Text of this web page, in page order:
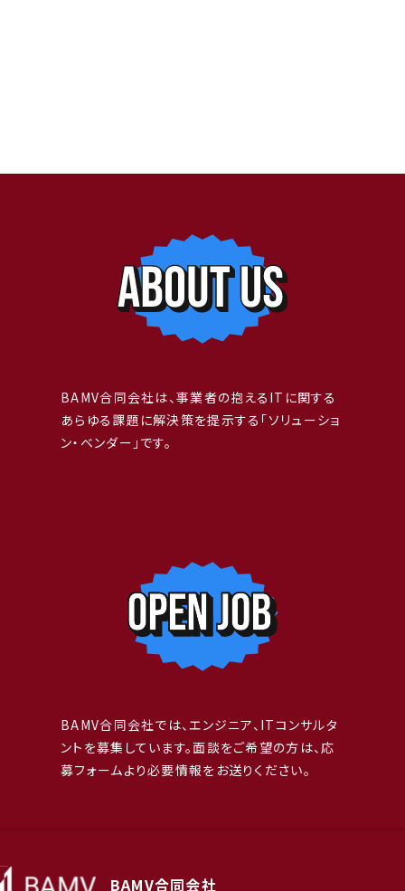
未経験者枠もあり。
面談応募はメールや各種SNSのDMでもOK。応募しやすい方法で連
絡ください。
BAMV合同会社は、事業者の抱えるITに関する
あらゆる課題に解決策を提示する「ソリューショ
ン・ベンダー」です。
BAMV合同会社では、エンジニア、ITコンサルタ
ントを募集しています。面談をご希望の方は、応
募フォームより必要情報をお送りください。
BAMV合同会社